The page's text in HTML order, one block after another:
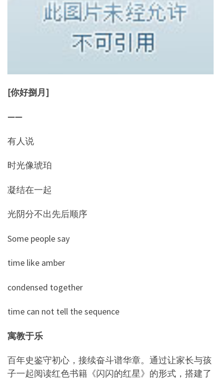
[你好捌月]
——
有人说
时光像琥珀
凝结在一起
光阴分不出先后顺序
Some people say
time like amber
condensed together
time can not tell the sequence
寓教于乐
百年史鉴守初心，接续奋斗谱华章。通过让家长与孩
子一起阅读红色书籍《闪闪的红星》的形式，搭建了